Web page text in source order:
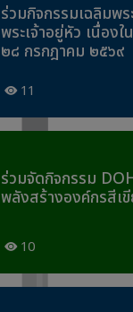
ร่วมกิจกรรมเฉลิมพ
พระเจ้าอยู่หัว เนื่อง
๒๘ กรกฎาคม ๒๕๖๙
11
ร่วมจัดกิจกรรม
พลังสร้างองค์กรสีเ
10